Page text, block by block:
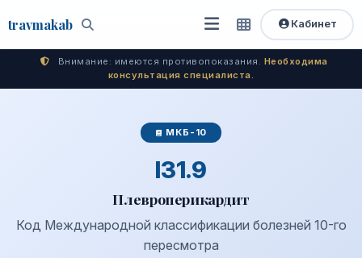
travmakab Поиск
Открыть
меню
Быстрый
доступ
Кабинет
Внимание: имеются противопоказания. Необходима
консультация специалиста.
МКБ-10
I31.9
Плевроперикардит
Код Международной классификации болезней 10-го
пересмотра